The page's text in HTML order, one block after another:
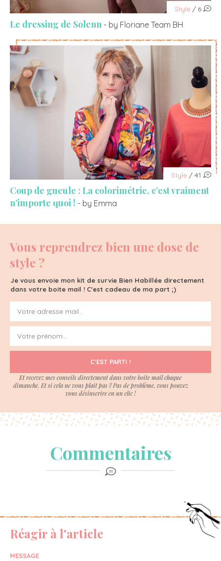
Style / 6
Le dressing de Solenn - by Floriane Team BH
Style / 41
Coup de gueule : La colorimétrie, c’est vraiment
n’importe quoi ! - by Emma
Vous reprendrez bien une dose de
style ?
Je vous envoie mon kit de survie Bien Habillée directement
dans votre boite mail ! C'est cadeau de ma part ;)
C'EST PARTI !
Et recevez mes conseils directement dans votre boite mail chaque
dimanche. Et si cela ne vous plait pas ? Pas de problème, vous pouvez
vous désinscrire en un clic !
Commentaires
Réagir à l'article
MESSAGE